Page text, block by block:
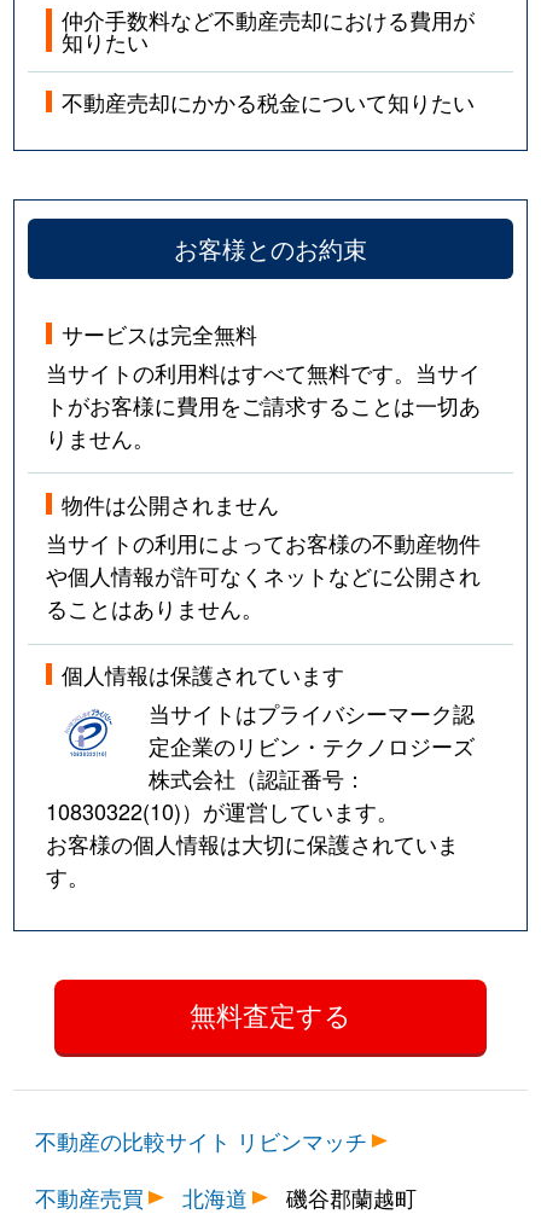
仲介手数料など不動産売却における費用が
知りたい
不動産売却にかかる税金について知りたい
お客様とのお約束
サービスは完全無料
当サイトの利用料はすべて無料です。当サイ
トがお客様に費用をご請求することは一切あ
りません。
物件は公開されません
当サイトの利用によってお客様の不動産物件
や個人情報が許可なくネットなどに公開され
ることはありません。
個人情報は保護されています
当サイトはプライバシーマーク認
定企業のリビン・テクノロジーズ
株式会社（認証番号：
10830322(10)）が運営しています。
お客様の個人情報は大切に保護されていま
す。
不動産の比較サイト リビンマッチ
不動産売買
北海道 磯谷郡蘭越町